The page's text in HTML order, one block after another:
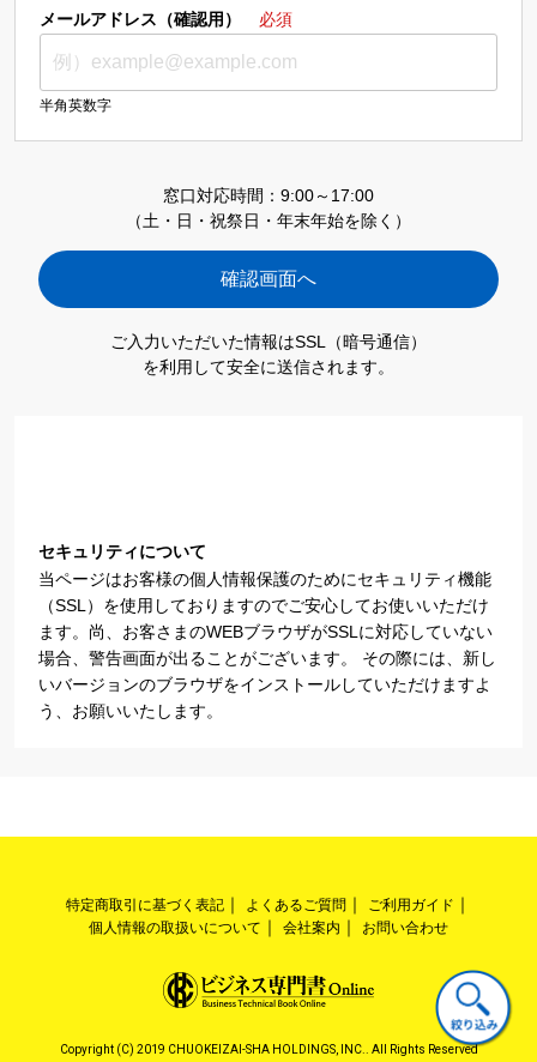
メールアドレス（確認用） 必須
半角英数字
窓口対応時間：9:00～17:00
（土・日・祝祭日・年末年始を除く）
ご入力いただいた情報はSSL（暗号通信）
を利用して安全に送信されます。
セキュリティについて
当ページはお客様の個人情報保護のためにセキュリティ機能
（SSL）を使用しておりますのでご安心してお使いいただけ
ます。尚、お客さまのWEBブラウザがSSLに対応していない
場合、警告画面が出ることがございます。 その際には、新し
いバージョンのブラウザをインストールしていただけますよ
う、お願いいたします。
特定商取引に基づく表記 よくあるご質問
ご利用ガイド
個人情報の取扱いについて
会社案内 お問い合わせ
Copyright (C) 2019 CHUOKEIZAI-SHA HOLDINGS, INC.. All Rights Reserved